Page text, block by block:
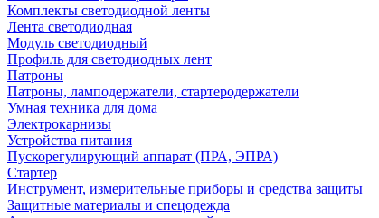
Комплекты светодиодной ленты
Лента светодиодная
Модуль светодиодный
Профиль для светодиодных лент
Патроны
Патроны, ламподержатели, стартеродержатели
Умная техника для дома
Электрокарнизы
Устройства питания
Пускорегулирующий аппарат (ПРА, ЭПРА)
Стартер
Инструмент, измерительные приборы и средства защиты
Защитные материалы и спецодежда